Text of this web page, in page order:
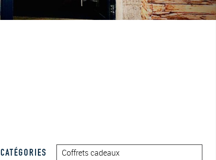
CATÉGORIES